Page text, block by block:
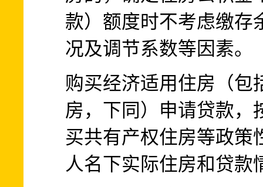
款）额度时不考虑缴存
况及调节系数等因素。
购买经济适用住房（包
房，下同）申请贷款，
买共有产权住房等政策
人名下实际住房和贷款